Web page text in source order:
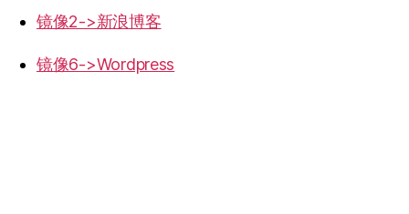
镜像2->新浪博客
镜像6->Wordpress